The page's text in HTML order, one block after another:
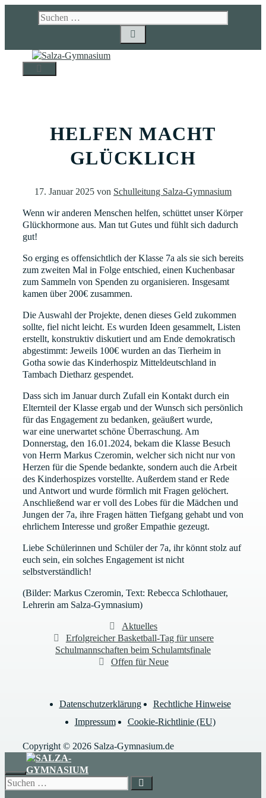
Suchen
nach:
MENÜ
HELFEN MACHT
GLÜCKLICH
17. Januar 2025 von Schulleitung Salza-Gymnasium
Wenn wir anderen Menschen helfen, schüttet unser Körper
Glückhormone aus. Man tut Gutes und fühlt sich dadurch
gut!
So erging es offensichtlich der Klasse 7a als sie sich bereits
zum zweiten Mal in Folge entschied, einen Kuchenbasar
zum Sammeln von Spenden zu organisieren. Insgesamt
kamen über 200€ zusammen.
Die Auswahl der Projekte, denen dieses Geld zukommen
sollte, fiel nicht leicht. Es wurden Ideen gesammelt, Listen
erstellt, konstruktiv diskutiert und am Ende demokratisch
abgestimmt: Jeweils 100€ wurden an das Tierheim in
Gotha sowie das Kinderhospiz Mitteldeutschland in
Tambach Dietharz gespendet.
Dass sich im Januar durch Zufall ein Kontakt durch ein
Elternteil der Klasse ergab und der Wunsch sich persönlich
für das Engagement zu bedanken, geäußert wurde,
war eine unerwartet schöne Überraschung. Am
Donnerstag, den 16.01.2024, bekam die Klasse Besuch
von Herrn Markus Czeromin, welcher sich nicht nur von
Herzen für die Spende bedankte, sondern auch die Arbeit
des Kinderhospizes vorstellte. Außerdem stand er Rede
und Antwort und wurde förmlich mit Fragen gelöchert.
Anschließend war er voll des Lobes für die Mädchen und
Jungen der 7a, ihre Fragen hätten Tiefgang gehabt und von
ehrlichem Interesse und großer Empathie gezeugt.
Liebe Schülerinnen und Schüler der 7a, ihr könnt stolz auf
euch sein, ein solches Engagement ist nicht
selbstverständlich!
(Bilder: Markus Czeromin, Text: Rebecca Schlothauer,
Lehrerin am Salza-Gymnasium)
Kategorien
Aktuelles
Erfolgreicher Basketball-Tag für unsere
Schulmannschaften beim Schulamtsfinale
Offen für Neue
Datenschutzerklärung
Rechtliche Hinweise
Impressum
Cookie-Richtlinie (EU)
Copyright © 2026 Salza-Gymnasium.de
SCHLIESSEN
Suchen
nach: